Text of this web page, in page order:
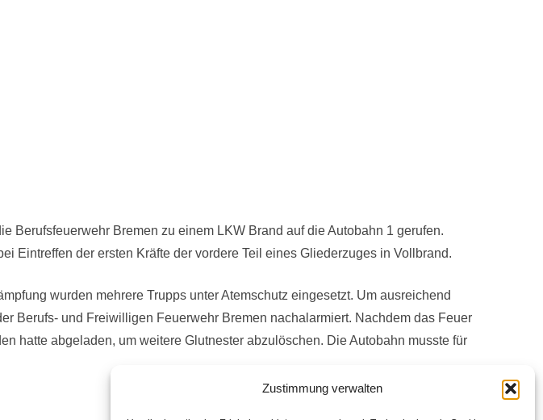
Zustimmung verwalten
Berufsfeuerwehr Bremen zu einem LKW Brand auf die Autobahn 1 gerufen.
Eintreffen der ersten Kräfte der vordere Teil eines Gliederzuges in Vollbrand.
wurden mehrere Trupps unter Atemschutz eingesetzt. Um ausreichend
Berufs- und Freiwilligen Feuerwehr Bremen nachalarmiert. Nachdem das Feuer
hatte abgeladen, um weitere Glutnester abzulöschen. Die Autobahn musste für